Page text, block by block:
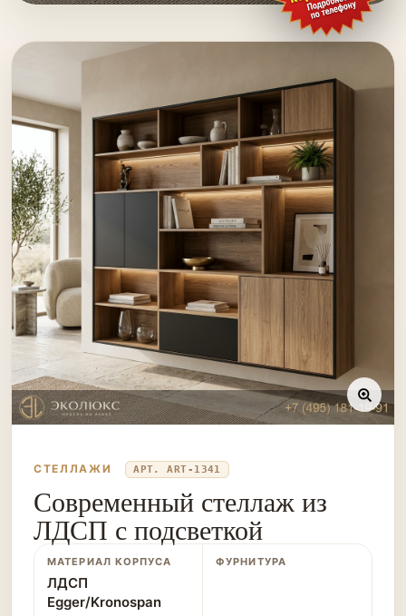
СТЕЛЛАЖИ АРТ. ART-1341
Современный стеллаж из
ЛДСП с подсветкой
МАТЕРИАЛ КОРПУСА
ЛДСП
Egger/Kronospan
ФУРНИТУРА